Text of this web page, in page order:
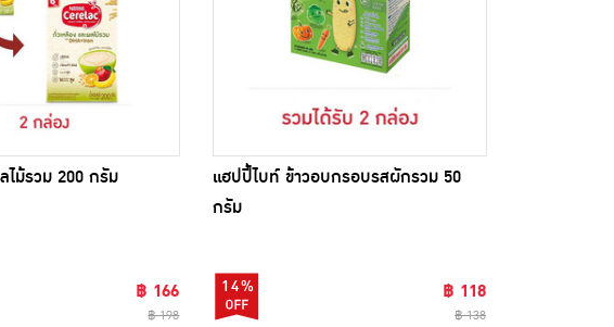
ม้รวม 200 กรัม
฿ 166
฿ 198
แฮปปี้ไบท์ ข้าวอบกรอบรสผักรวม 50
กรัม
14% ฿ 118
฿ 138